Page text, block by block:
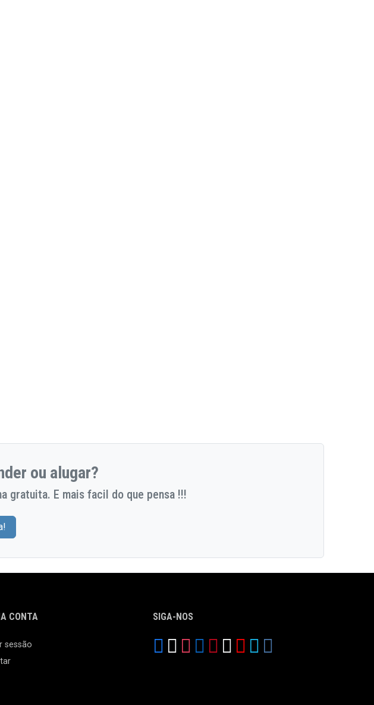
ou alugar?
gratuita. E mais facil do que pensa !!!
CONTA
sessão
SIGA-NOS